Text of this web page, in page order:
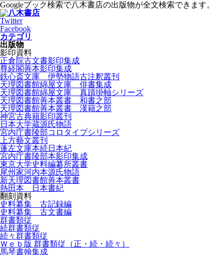
Googleブック検索で八木書店の出版物が全文検索できます。
Twitter
Facebook
カテゴリ
出版物
影印資料
正倉院古文書影印集成
尊経閣善本影印集成
鉄心斎文庫 伊勢物語古注釈叢刊
天理図書館綿屋文庫 俳書集成
天理図書館綿屋文庫 真蹟掛軸シリーズ
天理図書館善本叢書 和書之部
天理図書館善本叢書 漢籍之部
神宮古典籍影印叢刊
日本大学蔵源氏物語
宮内庁書陵部コロタイプシリーズ
上方藝文叢刊
蓬左文庫本続日本紀
宮内庁書陵部本影印集成
東京大学史料編纂所叢書
尾州家河内本源氏物語
新天理図書館善本叢書
熱田本 日本書紀
翻刻資料
史料纂集 古記録編
史料纂集 古文書編
群書類従
続群書類従
続々群書類従
Ｗｅｂ版 群書類従（正・続・続々）
馬琴書翰集成